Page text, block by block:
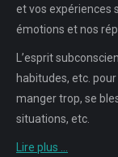
et vos expériences
émotions et nos
L’esprit
habitudes, etc.
manger trop, se
situations, etc.
Lire plus …